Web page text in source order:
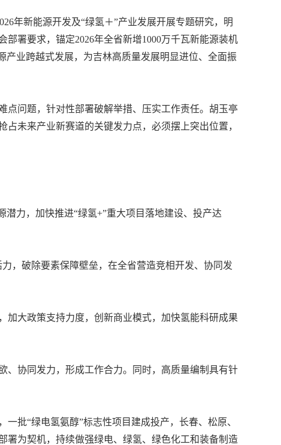
年新能源开发及“绿氢＋”产业发展开展专题研究，明
署要求，锚定2026年全省新增1000万千瓦新能源装机
产业跨越式发展，为吉林高质量发展明显进位、全面振
点问题，针对性部署破解举措、压实工作责任。胡玉亭
未来产业新赛道的关键发力点，必须摆上突出位置，
力，加快推进“绿氢+”重大项目落地建设、投产达
，破除要素保障壁垒，在全省营造竞相开发、协同发
加大政策支持力度，创新商业模式，加快氢能科研成果
、协同发力，形成工作合力。同时，高质量编制具有针
批“绿电氢氨醇”标志性项目建成投产，长春、松原、
署为契机，持续做强绿电、绿氢、绿色化工和装备制造